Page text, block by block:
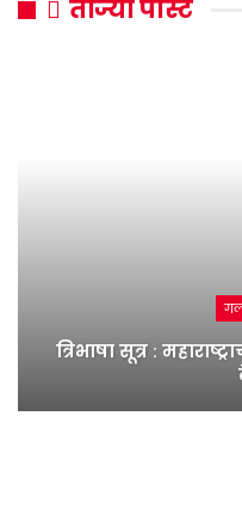
ताज्या पोस्ट
त्रिभाषा सूत्र :